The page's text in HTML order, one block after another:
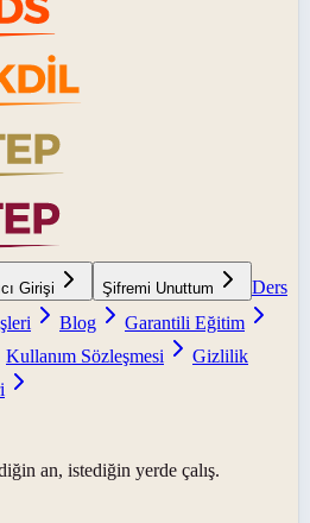
Girişi Şifremi Unuttum
Ders
Blog
Garantili Eğitim
Kullanım Sözleşmesi
Gizlilik
an, istediğin yerde çalış.